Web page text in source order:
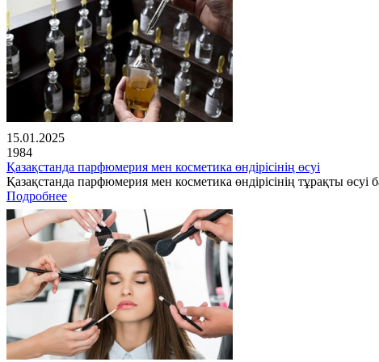
15.01.2025
1984
Қазақстанда парфюмерия мен косметика өндірісінің өсуі
Қазақстанда парфюмерия мен косметика өндірісінің тұрақты
Подробнее